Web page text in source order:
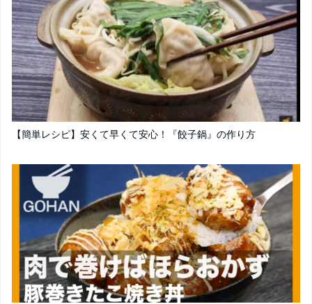
【簡単レシピ】安くて早くて安心！『餃子鍋』の作り方